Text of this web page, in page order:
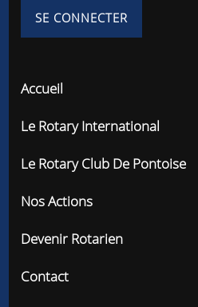
Accueil
Le Rotary International
Le Rotary Club De Pontoise
Nos Actions
Devenir Rotarien
Contact